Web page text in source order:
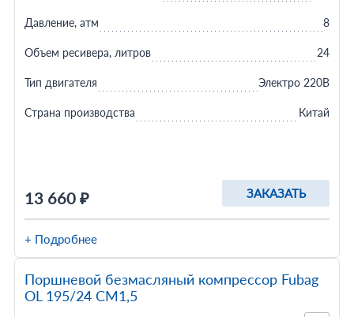
13 660 ₽ ЗАКАЗАТЬ
Давление, атм 8
Объем ресивера, литров 24
Тип двигателя Электро 220В
Страна производства Китай
+ Подробнее
Поршневой безмасляный компрессор Fubag
OL 195/24 CM1,5